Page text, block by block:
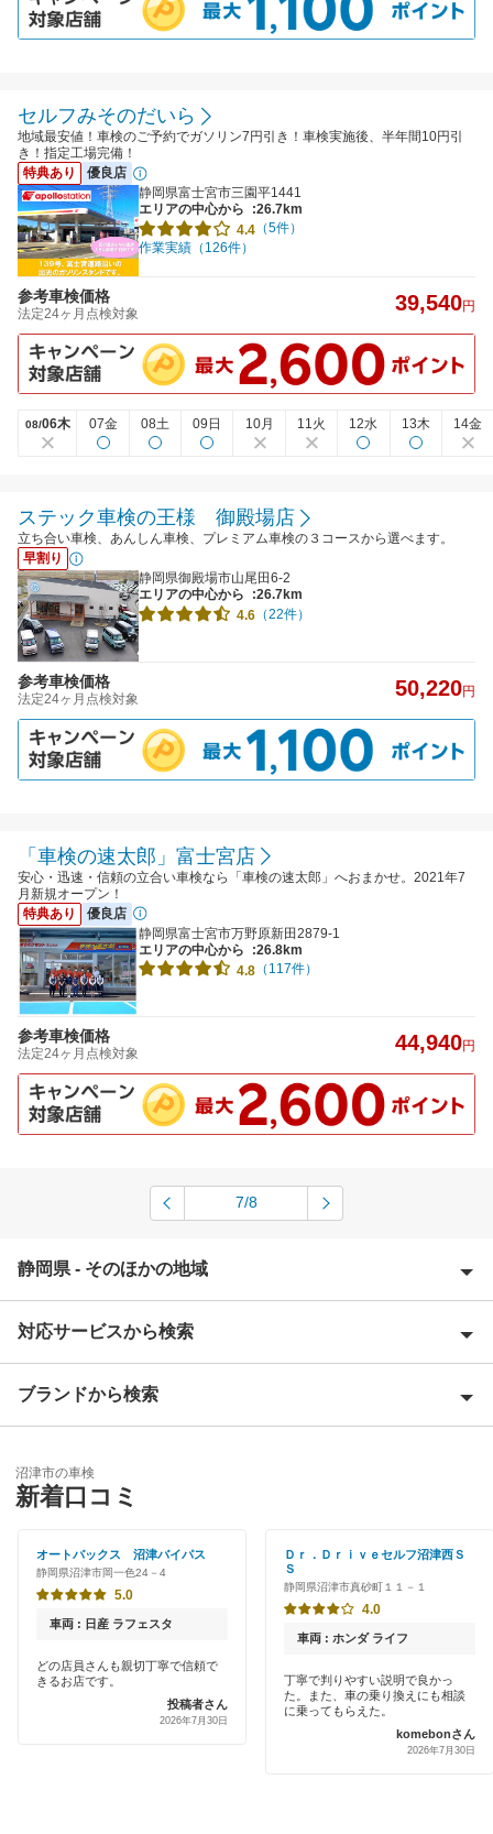
セルフみそのだいら
地域最安値！車検のご予約でガソリン7円引き！車検実施後、半年間10円引
き！指定工場完備！
特典あり
優良店
静岡県富士宮市三園平1441
エリアの中心から
:26.7km
4.4 （5件）
作業実績（126件）
参考車検価格
法定24ヶ月点検対象 39,540円
08/06木 07金 08土 09日 10月 11火 12水 13木 14金
ステック車検の王様 御殿場店
立ち合い車検、あんしん車検、プレミアム車検の３コースから選べます。
早割り
静岡県御殿場市山尾田6-2
エリアの中心から
:26.7km
4.6 （22件）
参考車検価格
法定24ヶ月点検対象 50,220円
「車検の速太郎」富士宮店
安心・迅速・信頼の立合い車検なら「車検の速太郎」へおまかせ。2021年7
月新規オープン！
特典あり
優良店
静岡県富士宮市万野原新田2879-1
エリアの中心から
:26.8km
4.8 （117件）
参考車検価格
法定24ヶ月点検対象 44,940円
7/8
静岡県 - そのほかの地域
熱海市
伊豆の国市
伊東市
磐田市
御前崎市
掛川市
対応サービスから検索
Award 受賞店
特典あり
クレジットカードOK
土日祝OK
代車あり
ブランドから検索
「車検の速太郎」
アップル車検
オートバックス
コスモの車検
沼津市の車検
新着口コミ
オートバックス 沼津バイパス
静岡県沼津市岡一色24－4
5.0
車両 : 日産 ラフェスタ
どの店員さんも親切丁寧で信頼で
きるお店です。
投稿者さん
2026年7月30日
Ｄｒ．Ｄｒｉｖｅセルフ沼津西Ｓ
Ｓ
静岡県沼津市真砂町１１－１
4.0
車両 : ホンダ ライフ
丁寧で判りやすい説明で良かっ
た。また、車の乗り換えにも相談
に乗ってもらえた。
komebonさん
2026年7月30日